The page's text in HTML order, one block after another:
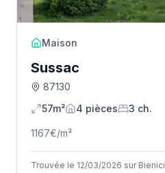
Maison
Sussac
87130
57m²
4 pièces 3 ch.
1167€/m²
Trouvée le 12/03/2026 sur Bienici